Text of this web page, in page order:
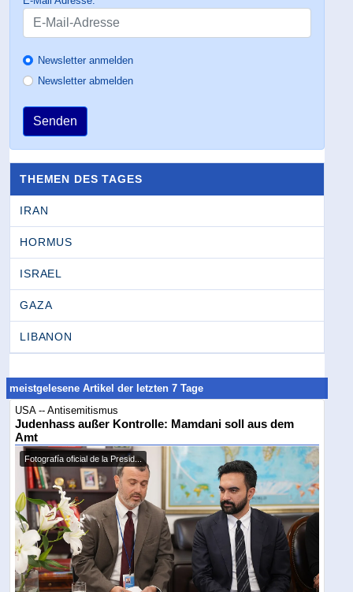
Newsletter anmelden
Newsletter abmelden
Senden
THEMEN DES TAGES
IRAN
HORMUS
ISRAEL
GAZA
LIBANON
meistgelesene Artikel der letzten 7 Tage
USA -- Antisemitismus
Judenhass außer Kontrolle: Mamdani soll aus dem
Amt
Fotografía oficial de la Presid...